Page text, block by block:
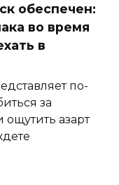
обеспечен:
во время
в
по-
за
азарт